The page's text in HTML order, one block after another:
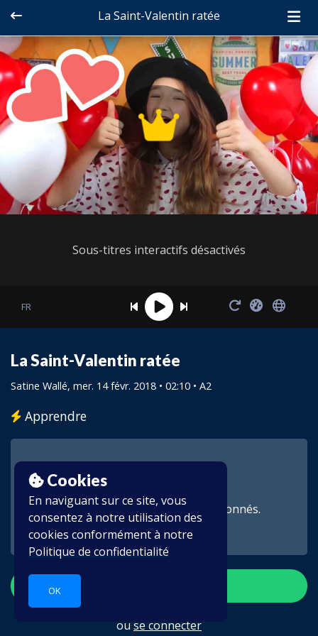
Cookies
En naviguant sur ce site, vous
consentez à notre utilisation des
cookies conformément à notre
Politique de confidentialité
OK
La Saint-Valentin ratée
Sous-titres interactifs désactivés
FR
La Saint-Valentin ratée
Satine Wallé, mer. 14 févr. 2018 • 02:10 • A2
Apprendre
Cette vidéo est réservée aux abonnés.
ouse connecter